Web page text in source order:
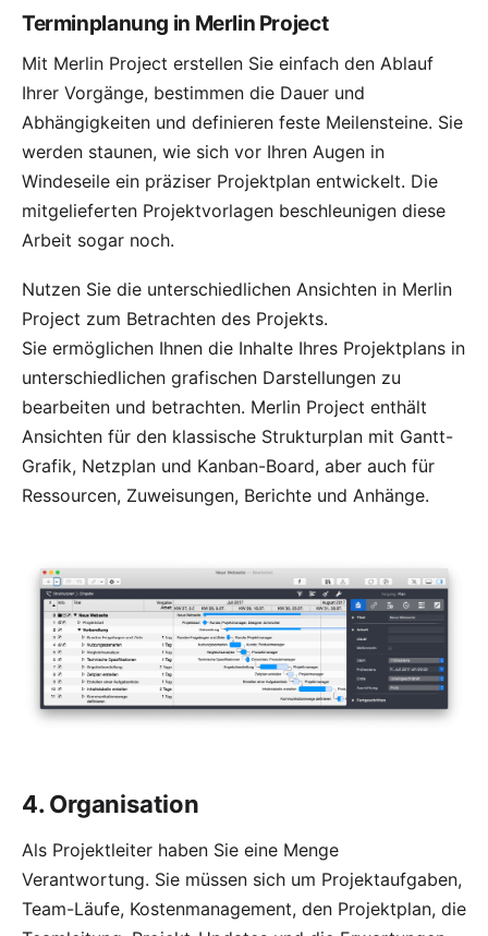
Terminplanung in Merlin Project
Mit Merlin Project erstellen Sie einfach den Ablauf
Ihrer Vorgänge, bestimmen die Dauer und
Abhängigkeiten und definieren feste Meilensteine. Sie
werden staunen, wie sich vor Ihren Augen in
Windeseile ein präziser Projektplan entwickelt. Die
mitgelieferten Projektvorlagen beschleunigen diese
Arbeit sogar noch.
Nutzen Sie die unterschiedlichen Ansichten in Merlin
Project zum Betrachten des Projekts.
Sie ermöglichen Ihnen die Inhalte Ihres Projektplans in
unterschiedlichen grafischen Darstellungen zu
bearbeiten und betrachten. Merlin Project enthält
Ansichten für den klassische Strukturplan mit Gantt-
Grafik, Netzplan und Kanban-Board, aber auch für
Ressourcen, Zuweisungen, Berichte und Anhänge.
4. Organisation
Als Projektleiter haben Sie eine Menge
Verantwortung. Sie müssen sich um Projektaufgaben,
Team-Läufe, Kostenmanagement, den Projektplan, die